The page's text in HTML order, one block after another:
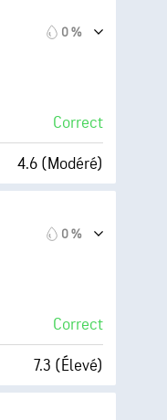
27 %
30000 pi
0 %
Correct
4.6 (Modéré)
forte)
21 %
30000 pi
0 %
Correct
7.3 (Élevé)
forte)